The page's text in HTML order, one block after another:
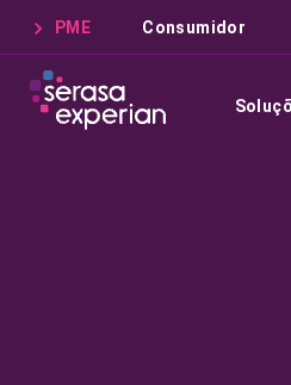
PME Consumidor